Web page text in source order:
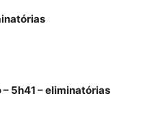
5h41 – eliminatórias